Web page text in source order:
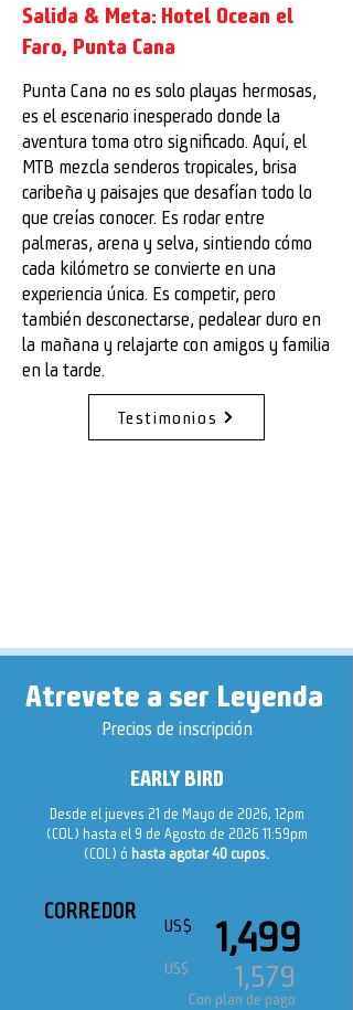
Salida & Meta: Hotel Ocean el
Faro, Punta Cana
Punta Cana no es solo playas hermosas,
es el escenario inesperado donde la
aventura toma otro significado. Aquí, el
MTB mezcla senderos tropicales, brisa
caribeña y paisajes que desafían todo lo
que creías conocer. Es rodar entre
palmeras, arena y selva, sintiendo cómo
cada kilómetro se convierte en una
experiencia única. Es competir, pero
también desconectarse, pedalear duro en
la mañana y relajarte con amigos y familia
en la tarde.
Testimonios
Atrevete a ser Leyenda
Precios de inscripción
EARLY BIRD
Desde el jueves 21 de Mayo de 2026, 12pm
(COL) hasta el 9 de Agosto de 2026 11:59pm
(COL) ó hasta agotar 40 cupos.
CORREDOR
US$ 1,499
1,579
US$
Con plan de pago